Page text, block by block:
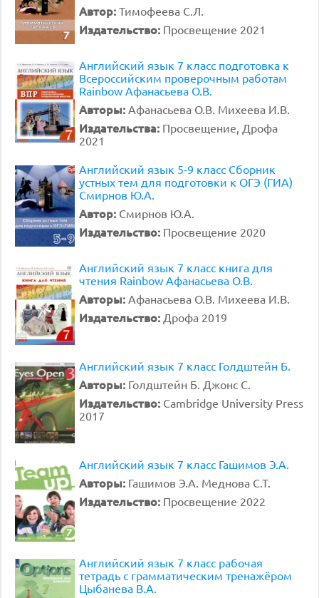
Автор: Тимофеева С.Л.
Издательство: Просвещение 2021
Английский язык 7 класс подготовка к
Всероссийским проверочным работам
Rainbow Афанасьева О.В.
Авторы: Афанасьева О.В. Михеева И.В.
Издательства: Просвещение, Дрофа
2021
Английский язык 5-9 класс Сборник
устных тем для подготовки к ОГЭ (ГИА)
Смирнов Ю.А.
Автор: Смирнов Ю.А.
Издательство: Просвещение 2020
Английский язык 7 класс книга для
чтения Rainbow Афанасьева О.В.
Авторы: Афанасьева О.В. Михеева И.В.
Издательство: Дрофа 2019
Английский язык 7 класс Голдштейн Б.
Авторы: Голдштейн Б. Джонс С.
Издательство: Cambridge University Press
2017
Английский язык 7 класс Гашимов Э.А.
Авторы: Гашимов Э.А. Меднова С.Т.
Издательство: Просвещение 2022
Английский язык 7 класс рабочая
тетрадь с грамматическим тренажёром
Цыбанева В.А.